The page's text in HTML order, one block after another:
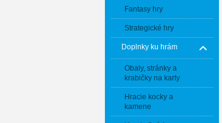
Fantasy hry
Strategické hry
Doplnky ku hrám
Obaly, stránky a
krabičky na karty
Hracie kocky a
kamene